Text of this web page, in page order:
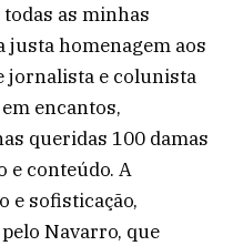
as minhas
justa homenagem aos
jornalista e colunista
encantos,
queridas 100 damas
e conteúdo. A
e sofisticação,
Navarro, que